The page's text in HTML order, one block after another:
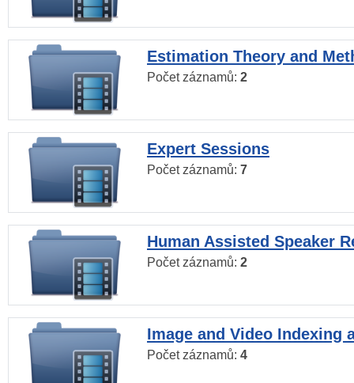
Estimation Theory and
Počet záznamů: 2
Expert Sessions
Počet záznamů: 7
Human Assisted Speaker
Počet záznamů: 2
Image and Video Indexing
Počet záznamů: 4